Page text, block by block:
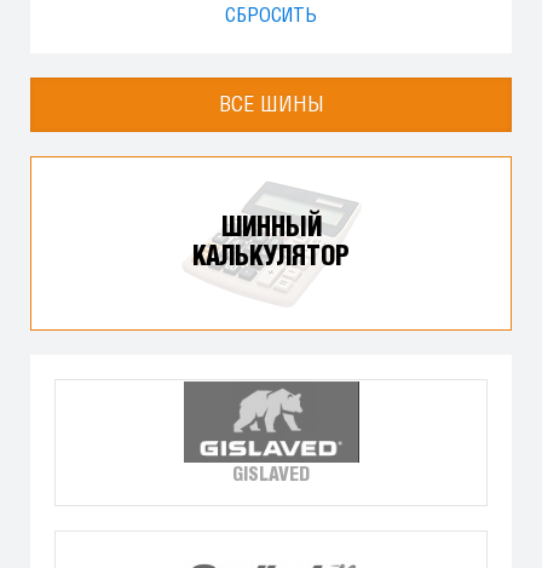
СБРОСИТЬ
ВСЕ ШИНЫ
ШИННЫЙ
КАЛЬКУЛЯТОР
GISLAVED